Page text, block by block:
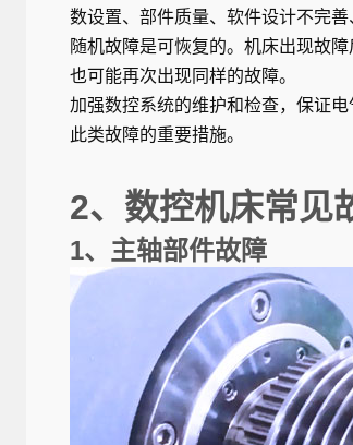
数设置、部件质量、软件设计不完善
随机故障是可恢复的。机床出现故
也可能再次出现同样的故障。
加强数控系统的维护和检查，保证
此类故障的重要措施。
2、数控机床常见
1、主轴部件故障